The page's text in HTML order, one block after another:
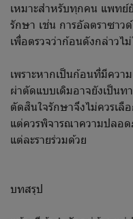
เหมาะสำหรับทุกคน แพทย์
รักษา เช่น การอัลตราซาว
เพื่อตรวจว่าก้อนดังกล่าวไม่
เพราะหากเป็นก้อนที่มีควา
ผ่าตัดแบบเดิมอาจยังเป็นท
ตัดสินใจรักษาจึงไม่ควรเลื
แต่ควรพิจารณาความปลอ
แต่ละรายร่วมด้วย
บทสรุป